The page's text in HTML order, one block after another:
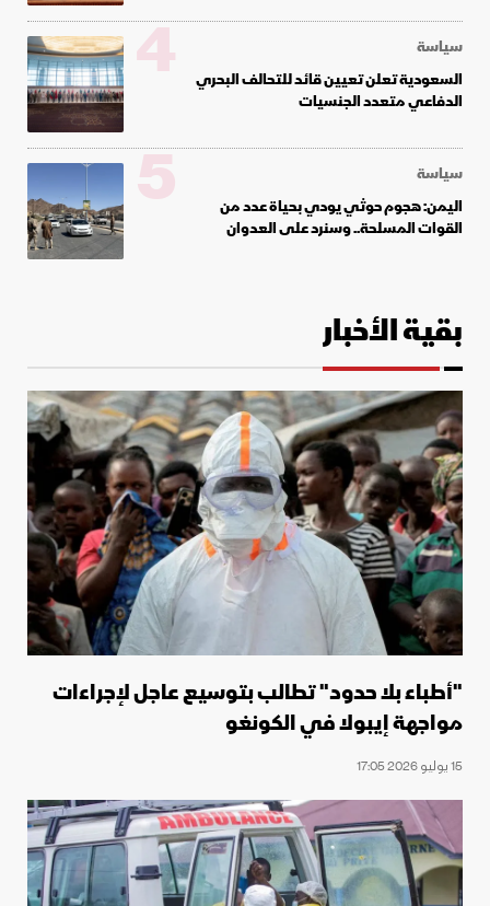
سياسة
السعودية تعلن تعيين قائد للتحالف البحري
الدفاعي متعدد الجنسيات
4
سياسة
اليمن: هجوم حوثي يودي بحياة عدد من
القوات المسلحة.. وسنرد على العدوان
5
بقية الأخبار
"أطباء بلا حدود" تطالب بتوسيع عاجل لإجراءات
مواجهة إيبولا في الكونغو
15 يوليو 2026 17:05